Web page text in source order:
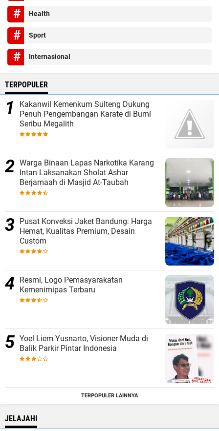
Health
Sport
Internasional
TERPOPULER
Kakanwil Kemenkum Sulteng Dukung
Penuh Pengembangan Karate di Bumi
Seribu Megalith
Warga Binaan Lapas Narkotika Karang
Intan Laksanakan Sholat Ashar
Berjamaah di Masjid At-Taubah
Pusat Konveksi Jaket Bandung: Harga
Hemat, Kualitas Premium, Desain
Custom
Resmi, Logo Pemasyarakatan
Kemenimipas Terbaru
Yoel Liem Yusnarto, Visioner Muda di
Balik Parkir Pintar Indonesia
TERPOPULER LAINNYA
JELAJAHI